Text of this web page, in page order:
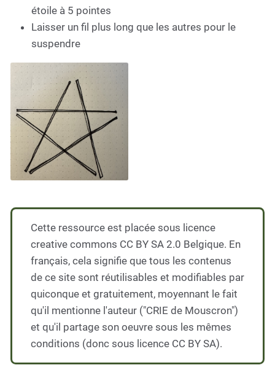
étoile à 5 pointes
Laisser un fil plus long que les autres pour le
suspendre
Cette ressource est placée sous licence
creative commons CC BY SA 2.0 Belgique. En
français, cela signifie que tous les contenus
de ce site sont réutilisables et modifiables par
quiconque et gratuitement, moyennant le fait
qu'il mentionne l'auteur ("CRIE de Mouscron")
et qu'il partage son oeuvre sous les mêmes
conditions (donc sous licence CC BY SA).